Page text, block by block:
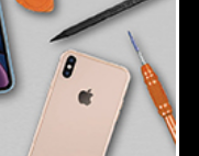
Line Management